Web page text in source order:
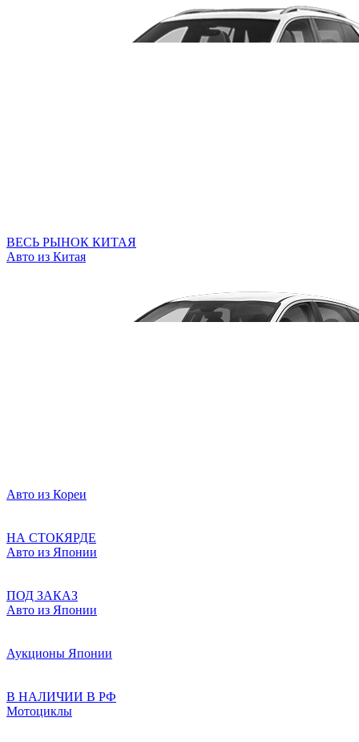
ВЕСЬ РЫНОК КИТАЯ
Авто из Китая
Авто из Кореи
НА СТОКЯРДЕ
Авто из Японии
ПОД ЗАКАЗ
Авто из Японии
Аукционы Японии
В НАЛИЧИИ В РФ
Мотоциклы